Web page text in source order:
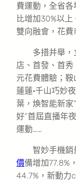
費運動，全省
比增加30%以上
雙向融會，花費
多措并舉
店、首發、首秀
元花費體驗；鞍
蓮蓮·千山巧妙
葉，煥智能新家
好”首屆直播年
運動……
智妙手機銷
價備增加77.8%
44.7%，新動力